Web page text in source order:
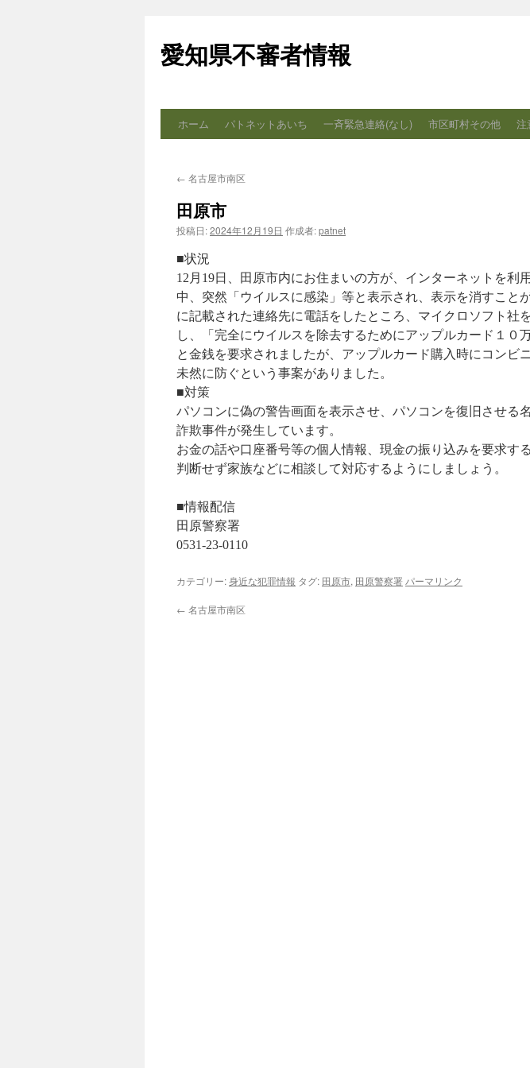
テ
ン
ス
ッ
愛知県不審者情報
ホーム パトネットあいち 一斉緊急連絡(なし) 市区町村その他 注
← 名古屋市南区
田原市
投稿日:2024年12月19日 作成者:patnet
■状況
12月19日、田原市内にお住まいの方が、インターネットを利
中、突然「ウイルスに感染」等と表示され、表示を消すこと
に記載された連絡先に電話をしたところ、マイクロソフト社
し、「完全にウイルスを除去するためにアップルカード１０
と金銭を要求されましたが、アップルカード購入時にコンビ
未然に防ぐという事案がありました。
■対策
パソコンに偽の警告画面を表示させ、パソコンを復旧させる
詐欺事件が発生しています。
お金の話や口座番号等の個人情報、現金の振り込みを要求す
判断せず家族などに相談して対応するようにしましょう。
■情報配信
田原警察署
0531-23-0110
カテゴリー:身近な犯罪情報 タグ: 田原市, 田原警察署 パーマリンク
← 名古屋市南区